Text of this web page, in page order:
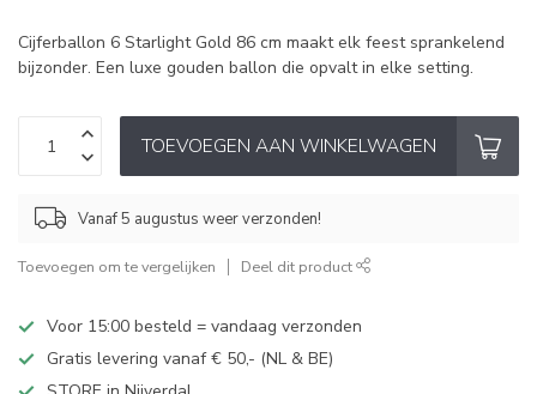
Cijferballon 6 Starlight Gold 86 cm maakt elk feest sprankelend
bijzonder. Een luxe gouden ballon die opvalt in elke setting.
TOEVOEGEN AAN WINKELWAGEN
Vanaf 5 augustus weer verzonden!
Toevoegen om te vergelijken Deel dit product
Voor 15:00 besteld = vandaag verzonden
Gratis levering vanaf € 50,- (NL & BE)